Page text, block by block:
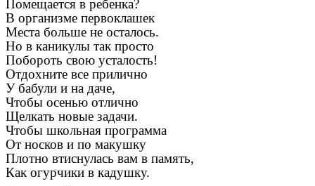
Помещается в ребенка?
В организме первоклашек
Места больше не осталось.
Но в каникулы так просто
Побороть свою усталость!
Отдохните все прилично
У бабули и на даче,
Чтобы осенью отлично
Щелкать новые задачи.
Чтобы школьная программа
От носков и по макушку
Плотно втиснулась вам в память,
Как огурчики в кадушку.